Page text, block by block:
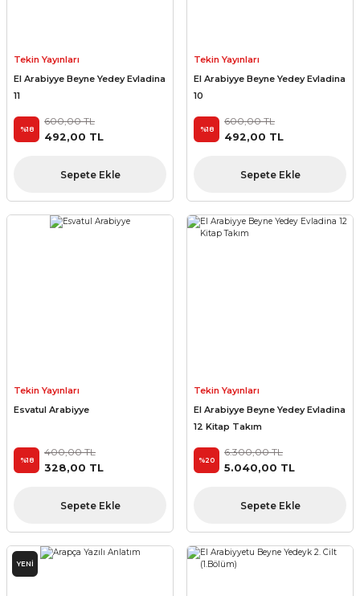
Tekin Yayınları
El Arabiyye Beyne Yedey Evladina
11
%18
600,00 TL
492,00 TL
Sepete Ekle
Tekin Yayınları
El Arabiyye Beyne Yedey Evladina
10
%18
600,00 TL
492,00 TL
Sepete Ekle
Tekin Yayınları
Esvatul Arabiyye
%18
400,00 TL
328,00 TL
Sepete Ekle
Tekin Yayınları
El Arabiyye Beyne Yedey Evladina
12 Kitap Takım
%20
6.300,00 TL
5.040,00 TL
Sepete Ekle
YENİ